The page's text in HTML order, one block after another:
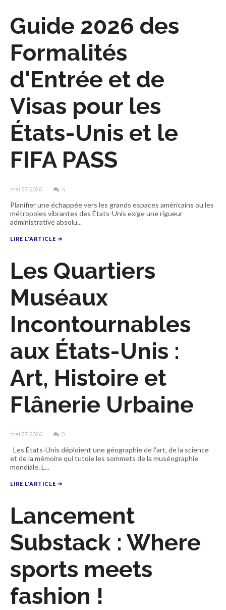
Guide 2026 des
Formalités
d'Entrée et de
Visas pour les
États-Unis et le
FIFA PASS
mai 27, 2026 4
Planifier une échappée vers les grands espaces américains ou les
métropoles vibrantes des États-Unis exige une rigueur
administrative absolu...
LIRE L'ARTICLE ➔
Les Quartiers
Muséaux
Incontournables
aux États-Unis :
Art, Histoire et
Flânerie Urbaine
mai 27, 2026 0
Les États-Unis déploient une géographie de l'art, de la science
et de la mémoire qui tutoie les sommets de la muséographie
mondiale. L...
LIRE L'ARTICLE ➔
Lancement
Substack : Where
sports meets
fashion !